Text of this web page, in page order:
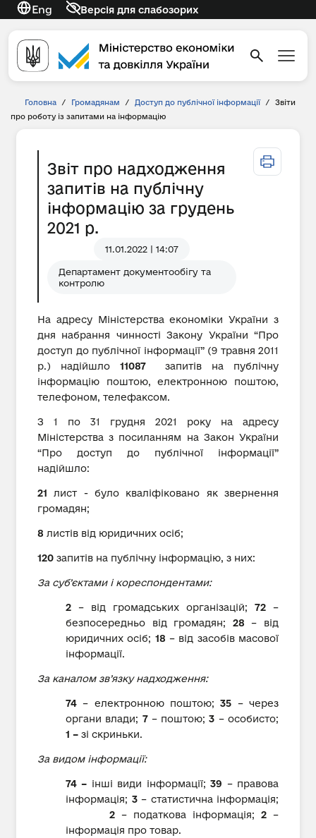
Eng Версія для слабозорих
Головна / Громадянам / Доступ до публічної інформації /
Звіти
про роботу із запитами на інформацію
Звіт про надходження
запитів на публічну
інформацію за грудень
2021 р.
11.01.2022 | 14:07
Департамент документообігу та
контролю
На адресу Міністерства економіки України з
дня набрання чинності Закону України “Про
доступ до публічної інформації” (9 травня 2011
р.) надійшло 11087запитів на публічну
інформацію поштою, електронною поштою,
телефоном, телефаксом.
З 1 по 31 грудня 2021 року на адресу
Міністерства з посиланням на Закон України
“Про доступ до публічної інформації”
надійшло:
21 лист - було кваліфіковано як звернення
громадян;
8 листів від юридичних осіб;
120 запитів на публічну інформацію, з них:
За суб’єктами і кореспондентами:
2 – від громадських організацій; 72 –
безпосередньо від громадян; 28– від
юридичних осіб; 18– від засобів масової
інформації.
За каналом зв’язку надходження:
74 – електронною поштою;35 – через
органи влади; 7– поштою;3 – особисто;
1 – зі скриньки.
За видом інформації:
74 – інші види інформації;39 – правова
інформація; 3 – статистична інформація;
2 – податкова інформація;2 –
інформація про товар.